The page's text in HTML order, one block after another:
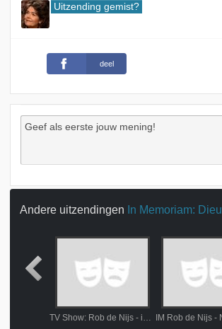
Uitzending gemist?
deel
Andere uitzendingen In Memoriam:
TV Show: Rob de Nijs - in memoriam